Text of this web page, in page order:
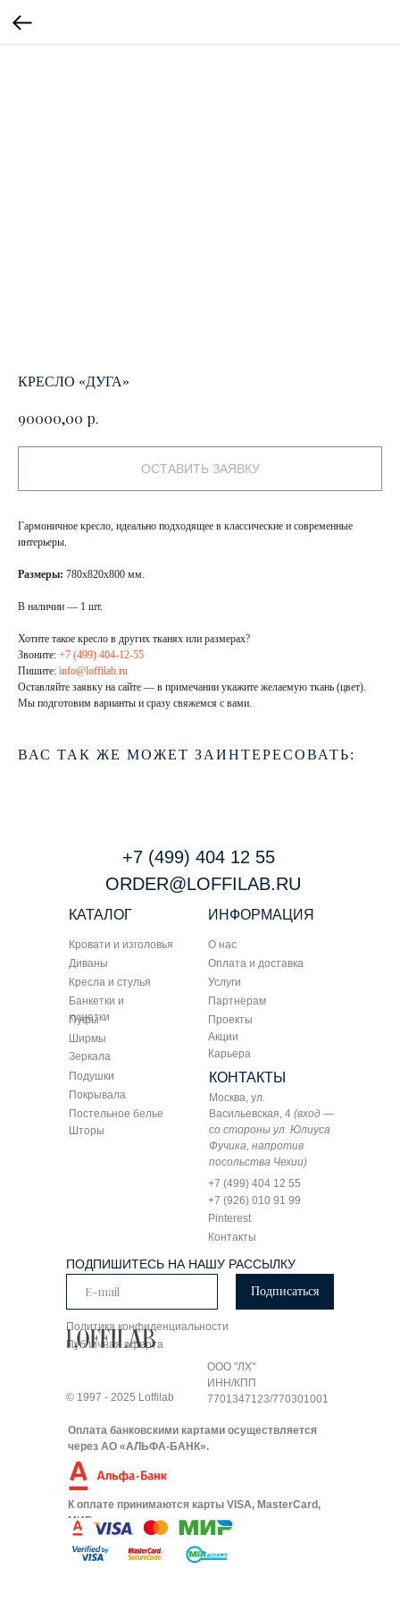
КРЕСЛО «ДУГА»
90000,00 р.
ОСТАВИТЬ ЗАЯВКУ
Гармоничное кресло, идеально подходящее в классические и современные
интерьеры.
Размеры: 780х820х800 мм.
В наличии — 1 шт.
Хотите такое кресло в других тканях или размерах?
Звоните: +7 (499) 404-12-55
Пишите: info@loffilab.ru
Оставляйте заявку на сайте — в примечании укажите желаемую ткань (цвет).
Мы подготовим варианты и сразу свяжемся с вами.
ВАС ТАК ЖЕ МОЖЕТ ЗАИНТЕРЕСОВАТЬ:
КАТАЛОГ
+7 (499) 404 12 55
ORDER@LOFFILAB.RU
Кровати и изголовья
Диваны
Кресла и стулья
Банкетки и
кушетки
Пуфы
Ширмы
ПОДПИШИТЕСЬ НА НАШУ РАССЫЛКУ
Подписаться
Политика конфиденциальности
Публичная оферта
© 1997 - 2025 Loffilab
ИНФОРМАЦИЯ
ООО "ЛХ"
ИНН/КПП
7701347123/770301001
О нас
Зеркала
Оплата и доставка
Подушки КОНТАКТЫ
Покрывала
Москва, ул.
Васильевская, 4 (вход —
со стороны ул. Юлиуса
Фучика, напротив
посольства Чехии)
Постельное белье
+7 (499) 404 12 55
Шторы
+7 (926) 010 91 99
Pinterest
Услуги
Партнерам
Проекты
Акции
Контакты
Оплата банковскими картами осуществляется
через АО «АЛЬФА-БАНК».
К оплате принимаются карты VISA, MasterCard,
МИР.
Карьера